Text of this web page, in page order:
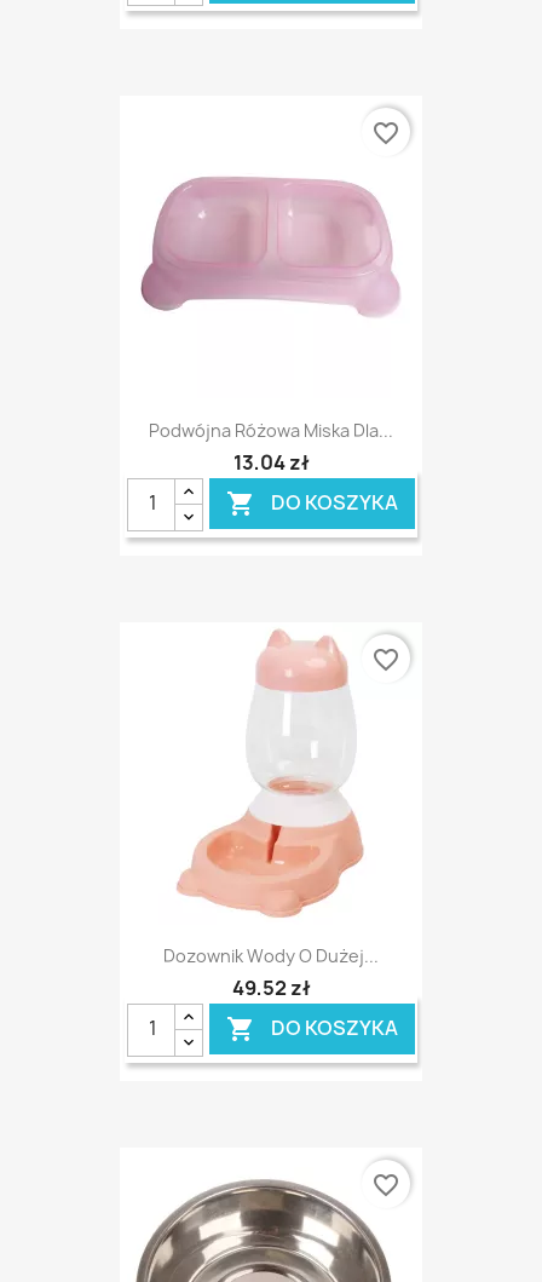
Podwójna Różowa Miska Dla...
13,04 zł
 DO KOSZYKA
favorite_border
Dozownik Wody O Dużej...
49,52 zł
 DO KOSZYKA
favorite_border
favorite_border